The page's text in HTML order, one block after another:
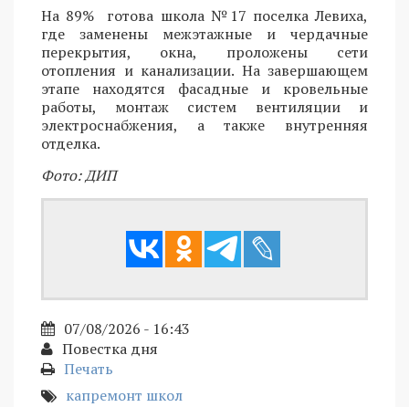
На 89% готова школа №17 поселка Левиха,
где заменены межэтажные и чердачные
перекрытия, окна, проложены сети
отопления и канализации. На завершающем
этапе находятся фасадные и кровельные
работы, монтаж систем вентиляции и
электроснабжения, а также внутренняя
отделка.
Фото: ДИП
07/08/2026 - 16:43
Повестка дня
Печать
капремонт школ